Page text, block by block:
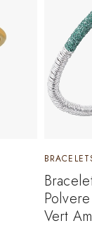
Vert